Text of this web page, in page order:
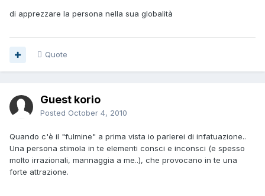
di apprezzare la persona nella sua globalità
Quote
Guest korio
Posted October 4, 2010
Quando c'è il "fulmine" a prima vista io parlerei di infatuazione..
Una persona stimola in te elementi consci e inconsci (e spesso
molto irrazionali, mannaggia a me..), che provocano in te una
forte attrazione.